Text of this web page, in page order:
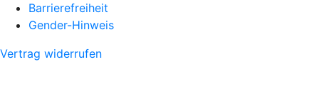
Barrierefreiheit
Gender-Hinweis
Vertrag widerrufen